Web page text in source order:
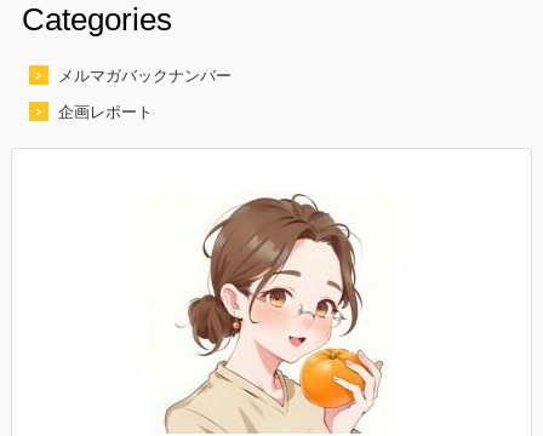
Categories
メルマガバックナンバー
企画レポート